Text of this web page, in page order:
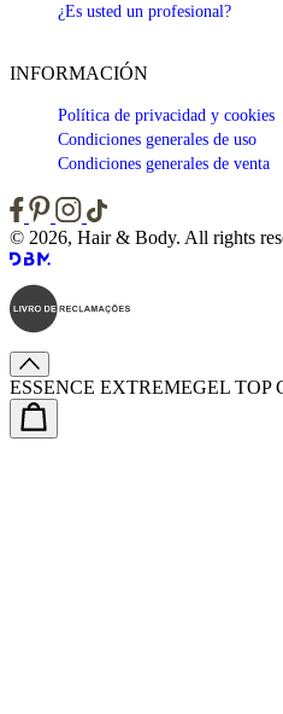
¿Es usted un profesional?
INFORMACIÓN
Política de privacidad y cookies
Condiciones generales de uso
Condiciones generales de venta
© 2026, Hair & Body. All rights
ESSENCE EXTREMEGEL TOP